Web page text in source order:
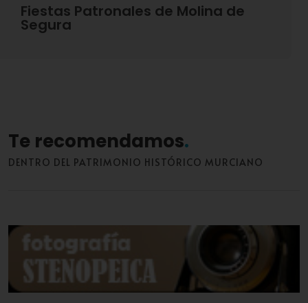
Fiestas Patronales de Molina de
Segura
Te recomendamos
DENTRO DEL PATRIMONIO HISTÓRICO MURCIANO